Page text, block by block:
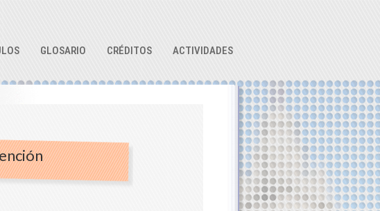
GLOSARIO CRÉDITOS ACTIVIDADES